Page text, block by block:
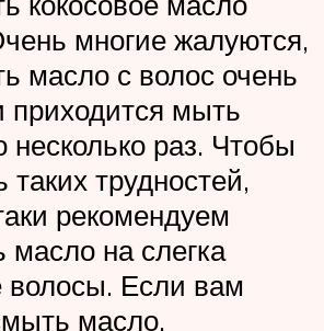
многие жалуются,
масло с волос очень
приходится мыть
несколько раз. Чтобы
таких трудностей,
рекомендуем
масло на слегка
Если вам
масло,